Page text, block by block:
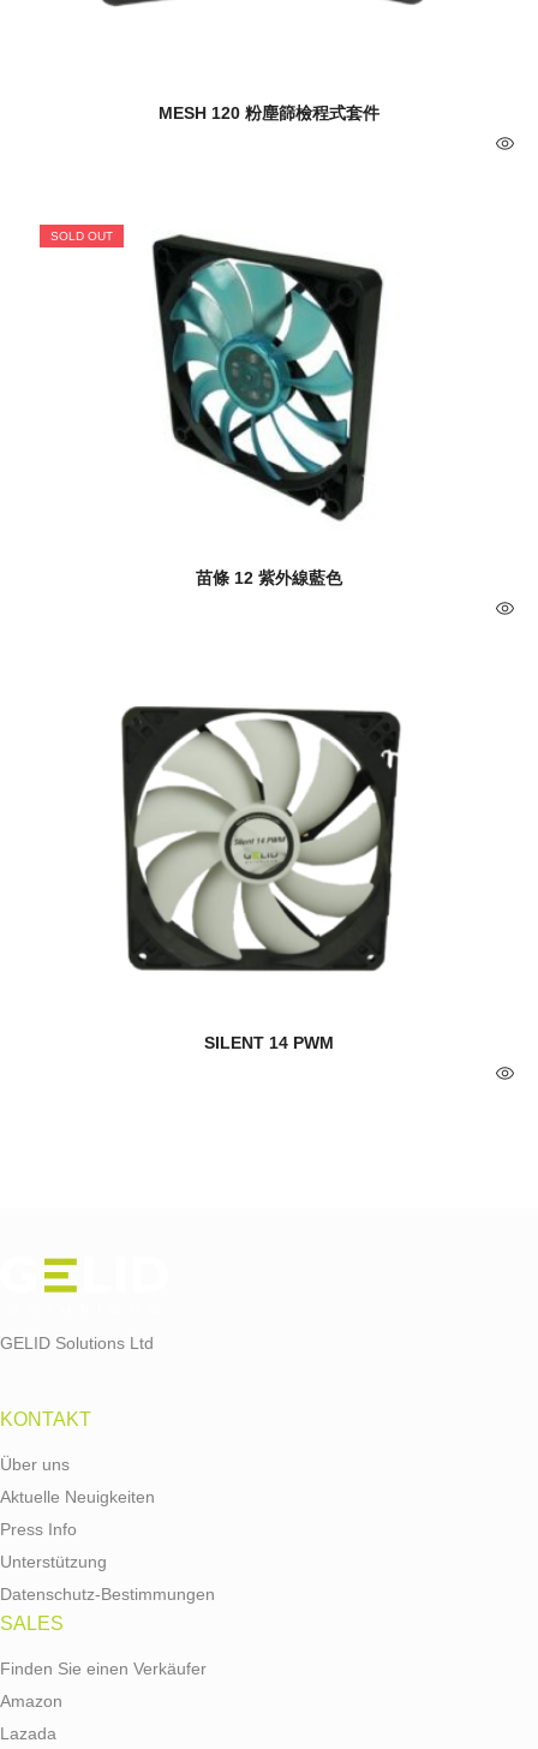
MESH 120 粉塵篩檢程式套件
SOLD OUT
苗條 12 紫外線藍色
SILENT 14 PWM
GELID Solutions Ltd
KONTAKT
Über uns
Aktuelle Neuigkeiten
Press Info
Unterstützung
Datenschutz-Bestimmungen
SALES
Finden Sie einen Verkäufer
Amazon
Lazada